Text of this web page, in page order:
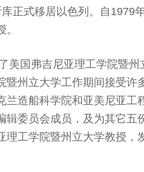
正式移居以色列。自1979
美国弗吉尼亚理工学院暨州
暨州立大学工作期间接受许
兰造船科学院和亚美尼亚工
辑委员会成员，及为其它五
理工学院暨州立大学教授，